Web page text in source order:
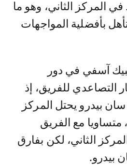
9 نقاط في المركز الثاني، وهو ما
بأفضلية المواجهات
آسفي في دور
التصاعدي للفريق، إذ
بيدرو يحتل المركز
متساويا مع الفريق
الثاني، لكن بفارق
بيدرو.